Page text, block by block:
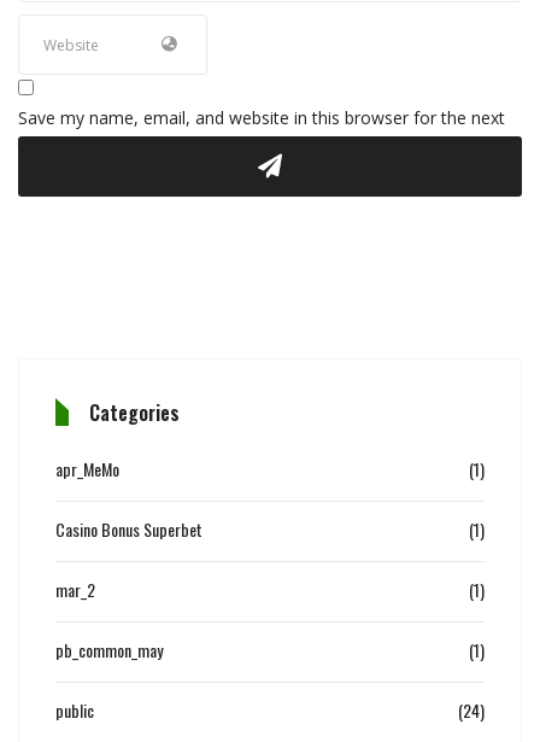
Save my name, email, and website in this browser for the next
time I comment.
Categories
apr_MeMo (1)
Casino Bonus Superbet (1)
mar_2 (1)
pb_common_may (1)
public (24)